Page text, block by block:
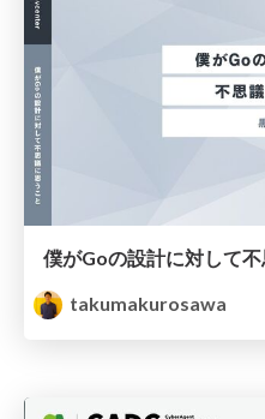
僕がGoの設計に対して
takumakurosawa